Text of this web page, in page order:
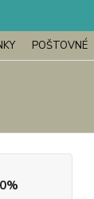
POŠTOVNÉ